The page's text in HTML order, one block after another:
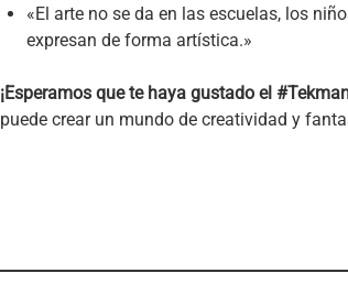
«El arte no se da en las escuelas, los
expresan de forma artística.»
¡Esperamos que te haya gustado el
puede crear un mundo de creatividad y